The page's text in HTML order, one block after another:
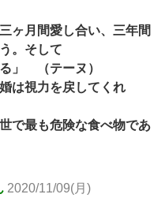
ヶ月間愛し合い、三年間
。そして
」 （テーヌ）
は視力を戻してくれ
で最も危険な食べ物であ
2020/11/09(月)